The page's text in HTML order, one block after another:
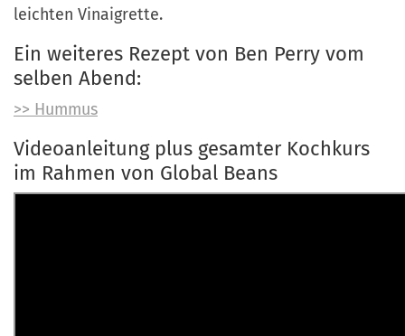
leichten Vinaigrette.
Ein weiteres Rezept von Ben Perry vom
selben Abend:
>> Hummus
Videoanleitung plus gesamter Kochkurs
im Rahmen von Global Beans